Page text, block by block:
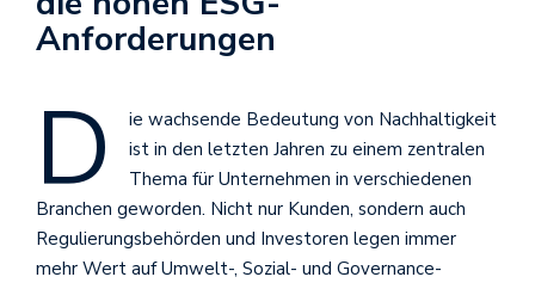
Anforderungen
D
ie wachsende Bedeutung von Nachhaltigkeit
ist in den letzten Jahren zu einem zentralen
Thema für Unternehmen in verschiedenen
Branchen geworden. Nicht nur Kunden, sondern auch
Regulierungsbehörden und Investoren legen immer
mehr Wert auf Umwelt-, Sozial- und Governance-